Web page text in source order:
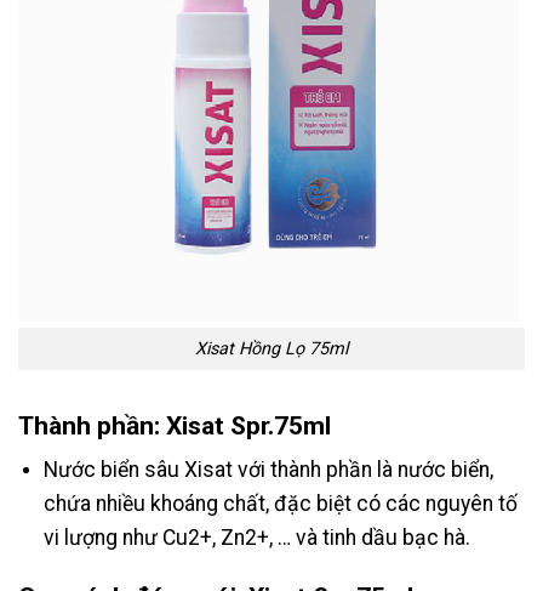
Xisat Hồng Lọ 75ml
Thành phần: Xisat Spr.75ml
Nước biển sâu Xisat với thành phần là nước biển,
chứa nhiều khoáng chất, đặc biệt có các nguyên tố
vi lượng như Cu2+, Zn2+, … và tinh dầu bạc hà.